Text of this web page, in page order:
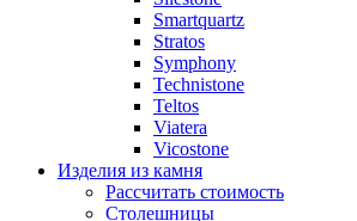
Smartquartz
Stratos
Symphony
Technistone
Teltos
Viatera
Vicostone
Изделия из камня
Рассчитать стоимость
Столешницы